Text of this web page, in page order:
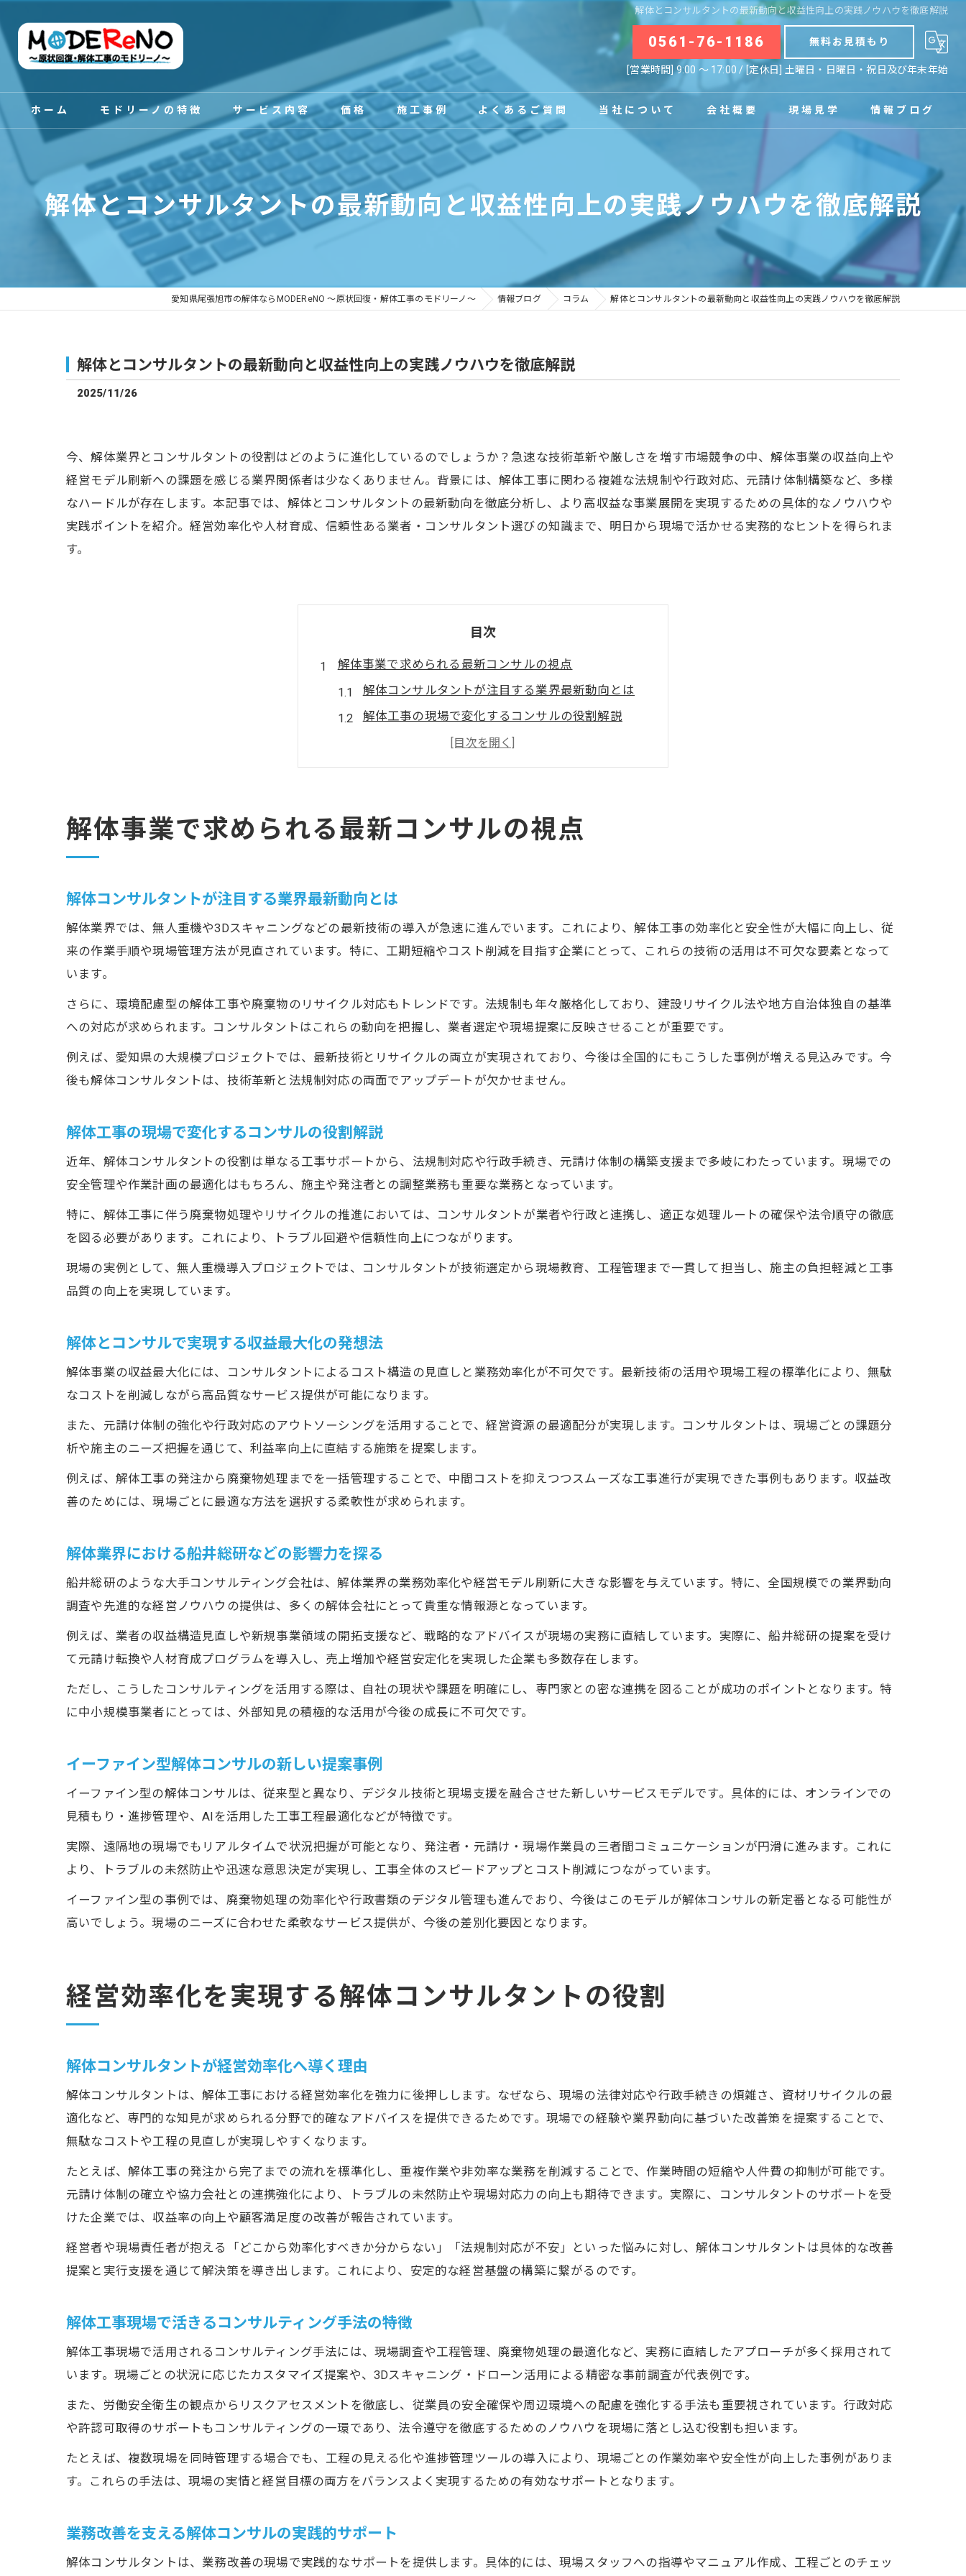
解体とコンサルタントの最新動向と収益性向上の実践ノウハウを徹底解説
0561-76-1186 無料お見積もり
[営業時間] 9:00 〜 17:00 / [定休日] 土曜日・日曜日・祝日及び年末年始
ホーム モドリーノの特徴
スタッフ紹介
サービス内容 価格 施工事例
お客様の声
よくあるご質問 当社について
事務所
原状回復
工場
会社概要 現場見学 情報ブログ
お知らせ
コラム
解体とコンサルタントの最新動向と収益性向上の実践ノウハウを徹底解説
愛知県尾張旭市の解体ならMODEReNO ～原状回復・解体工事のモドリーノ～ 情報ブログ コラム 解体とコンサルタントの最新動向と収益性向上の実践ノウハウを徹底解説
解体とコンサルタントの最新動向と収益性向上の実践ノウハウを徹底解説
2025/11/26
今、解体業界とコンサルタントの役割はどのように進化しているのでしょうか？急速な技術革新や厳しさを増す市場競争の中、解体事業の収益向上や
経営モデル刷新への課題を感じる業界関係者は少なくありません。背景には、解体工事に関わる複雑な法規制や行政対応、元請け体制構築など、多様
なハードルが存在します。本記事では、解体とコンサルタントの最新動向を徹底分析し、より高収益な事業展開を実現するための具体的なノウハウや
実践ポイントを紹介。経営効率化や人材育成、信頼性ある業者・コンサルタント選びの知識まで、明日から現場で活かせる実務的なヒントを得られま
す。
目次
解体事業で求められる最新コンサルの視点
解体コンサルタントが注目する業界最新動向とは
解体工事の現場で変化するコンサルの役割解説
解体とコンサルで実現する収益最大化の発想法
解体業界における船井総研などの影響力を探る
経営効率化を実現する解体コンサルタントの役割
解体コンサルタントが経営効率化へ導く理由
業務改善を支える解体コンサルの実践的サポート
収益性を上げる解体コンサルの戦略的アプローチ
解体コンサルタントと組むことで得られる利点
利益を生む解体工事の現場運営術を徹底解説
解体コンサルが教える収益向上の実践ノウハウ
解体工事の粗利率アップを目指す具体的戦略
コンサル視点で見る解体工事のコスト最適化法
業界動向を踏まえた解体コンサルの活用法
解体業界の最新トレンドとコンサル活用ポイント
動向を見据えた解体コンサルの提案事例まとめ
解体事業拡大に有効なコンサル活用戦略を解説
変化する業界で求められる解体コンサルの視点
イーファイン流解体コンサルの活用方法とは
解体工事の体制整備で活躍するコンサルタント
元請けビジネスモデル構築の実践アドバイス
解体業コンサルが教える元請け体制構築法
信頼される解体コンサルタント選びの要点
安心して任せられる解体コンサルの見分け方
解体工事の相談先としてのコンサルの選定術
解体事業で求められる最新コンサルの視点
解体コンサルタントが注目する業界最新動向とは
解体業界では、無人重機や3Dスキャニングなどの最新技術の導入が急速に進んでいます。これにより、解体工事の効率化と安全性が大幅に向上し、従
来の作業手順や現場管理方法が見直されています。特に、工期短縮やコスト削減を目指す企業にとって、これらの技術の活用は不可欠な要素となって
います。
さらに、環境配慮型の解体工事や廃棄物のリサイクル対応もトレンドです。法規制も年々厳格化しており、建設リサイクル法や地方自治体独自の基準
への対応が求められます。コンサルタントはこれらの動向を把握し、業者選定や現場提案に反映させることが重要です。
例えば、愛知県の大規模プロジェクトでは、最新技術とリサイクルの両立が実現されており、今後は全国的にもこうした事例が増える見込みです。今
後も解体コンサルタントは、技術革新と法規制対応の両面でアップデートが欠かせません。
解体工事の現場で変化するコンサルの役割解説
近年、解体コンサルタントの役割は単なる工事サポートから、法規制対応や行政手続き、元請け体制の構築支援まで多岐にわたっています。現場での
安全管理や作業計画の最適化はもちろん、施主や発注者との調整業務も重要な業務となっています。
特に、解体工事に伴う廃棄物処理やリサイクルの推進においては、コンサルタントが業者や行政と連携し、適正な処理ルートの確保や法令順守の徹底
を図る必要があります。これにより、トラブル回避や信頼性向上につながります。
現場の実例として、無人重機導入プロジェクトでは、コンサルタントが技術選定から現場教育、工程管理まで一貫して担当し、施主の負担軽減と工事
品質の向上を実現しています。
解体とコンサルで実現する収益最大化の発想法
解体事業の収益最大化には、コンサルタントによるコスト構造の見直しと業務効率化が不可欠です。最新技術の活用や現場工程の標準化により、無駄
なコストを削減しながら高品質なサービス提供が可能になります。
また、元請け体制の強化や行政対応のアウトソーシングを活用することで、経営資源の最適配分が実現します。コンサルタントは、現場ごとの課題分
析や施主のニーズ把握を通じて、利益率向上に直結する施策を提案します。
例えば、解体工事の発注から廃棄物処理までを一括管理することで、中間コストを抑えつつスムーズな工事進行が実現できた事例もあります。収益改
善のためには、現場ごとに最適な方法を選択する柔軟性が求められます。
解体業界における船井総研などの影響力を探る
船井総研のような大手コンサルティング会社は、解体業界の業務効率化や経営モデル刷新に大きな影響を与えています。特に、全国規模での業界動向
調査や先進的な経営ノウハウの提供は、多くの解体会社にとって貴重な情報源となっています。
例えば、業者の収益構造見直しや新規事業領域の開拓支援など、戦略的なアドバイスが現場の実務に直結しています。実際に、船井総研の提案を受け
て元請け転換や人材育成プログラムを導入し、売上増加や経営安定化を実現した企業も多数存在します。
ただし、こうしたコンサルティングを活用する際は、自社の現状や課題を明確にし、専門家との密な連携を図ることが成功のポイントとなります。特
に中小規模事業者にとっては、外部知見の積極的な活用が今後の成長に不可欠です。
イーファイン型解体コンサルの新しい提案事例
イーファイン型の解体コンサルは、従来型と異なり、デジタル技術と現場支援を融合させた新しいサービスモデルです。具体的には、オンラインでの
見積もり・進捗管理や、AIを活用した工事工程最適化などが特徴です。
実際、遠隔地の現場でもリアルタイムで状況把握が可能となり、発注者・元請け・現場作業員の三者間コミュニケーションが円滑に進みます。これに
より、トラブルの未然防止や迅速な意思決定が実現し、工事全体のスピードアップとコスト削減につながっています。
イーファイン型の事例では、廃棄物処理の効率化や行政書類のデジタル管理も進んでおり、今後はこのモデルが解体コンサルの新定番となる可能性が
高いでしょう。現場のニーズに合わせた柔軟なサービス提供が、今後の差別化要因となります。
経営効率化を実現する解体コンサルタントの役割
解体コンサルタントが経営効率化へ導く理由
解体コンサルタントは、解体工事における経営効率化を強力に後押しします。なぜなら、現場の法律対応や行政手続きの煩雑さ、資材リサイクルの最
適化など、専門的な知見が求められる分野で的確なアドバイスを提供できるためです。現場での経験や業界動向に基づいた改善策を提案することで、
無駄なコストや工程の見直しが実現しやすくなります。
たとえば、解体工事の発注から完了までの流れを標準化し、重複作業や非効率な業務を削減することで、作業時間の短縮や人件費の抑制が可能です。
元請け体制の確立や協力会社との連携強化により、トラブルの未然防止や現場対応力の向上も期待できます。実際に、コンサルタントのサポートを受
けた企業では、収益率の向上や顧客満足度の改善が報告されています。
経営者や現場責任者が抱える「どこから効率化すべきか分からない」「法規制対応が不安」といった悩みに対し、解体コンサルタントは具体的な改善
提案と実行支援を通じて解決策を導き出します。これにより、安定的な経営基盤の構築に繋がるのです。
解体工事現場で活きるコンサルティング手法の特徴
解体工事現場で活用されるコンサルティング手法には、現場調査や工程管理、廃棄物処理の最適化など、実務に直結したアプローチが多く採用されて
います。現場ごとの状況に応じたカスタマイズ提案や、3Dスキャニング・ドローン活用による精密な事前調査が代表例です。
また、労働安全衛生の観点からリスクアセスメントを徹底し、従業員の安全確保や周辺環境への配慮を強化する手法も重要視されています。行政対応
や許認可取得のサポートもコンサルティングの一環であり、法令遵守を徹底するためのノウハウを現場に落とし込む役割も担います。
たとえば、複数現場を同時管理する場合でも、工程の見える化や進捗管理ツールの導入により、現場ごとの作業効率や安全性が向上した事例がありま
す。これらの手法は、現場の実情と経営目標の両方をバランスよく実現するための有効なサポートとなります。
業務改善を支える解体コンサルの実践的サポート
解体コンサルタントは、業務改善の現場で実践的なサポートを提供します。具体的には、現場スタッフへの指導やマニュアル作成、工程ごとのチェッ